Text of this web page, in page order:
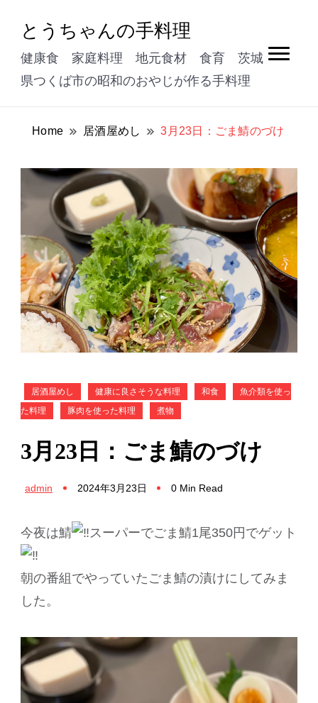
とうちゃんの手料理
健康食 家庭料理 地元食材 食育 茨城
県つくば市の昭和のおやじが作る手料理
Home 居酒屋めし 3月23日：ごま鯖のづけ
居酒屋めし 健康に良さそうな料理 和食
魚介類を使っ
た料理
豚肉を使った料理 煮物
3月23日：ごま鯖のづけ
admin 2024年3月23日 0 Min Read
今夜は鯖 スーパーでごま鯖1尾350円でゲット
朝の番組でやっていたごま鯖の漬けにしてみま
した。